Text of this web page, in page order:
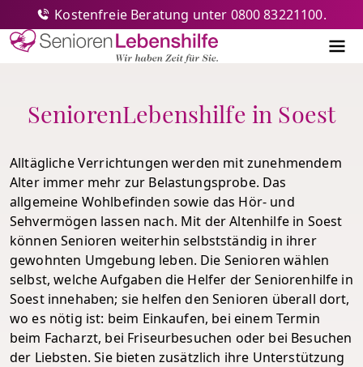
Senioren-Lebenshilfe
Kostenfreie Beratung unter 0800 83221100.
SeniorenLebenshilfe in Soest
Alltägliche Verrichtungen werden mit zunehmendem
Alter immer mehr zur Belastungsprobe. Das
allgemeine Wohlbefinden sowie das Hör- und
Sehvermögen lassen nach. Mit der Altenhilfe in Soest
können Senioren weiterhin selbstständig in ihrer
gewohnten Umgebung leben. Die Senioren wählen
selbst, welche Aufgaben die Helfer der Seniorenhilfe in
Soest innehaben; sie helfen den Senioren überall dort,
wo es nötig ist: beim Einkaufen, bei einem Termin
beim Facharzt, bei Friseurbesuchen oder bei Besuchen
der Liebsten. Sie bieten zusätzlich ihre Unterstützung